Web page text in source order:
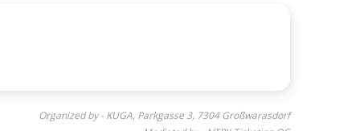
Organized by - KUGA, Parkgasse 3, 7304 Großwarasdorf